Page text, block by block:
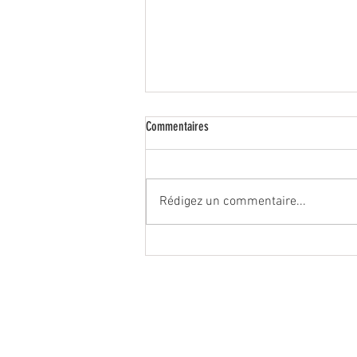
Commentaires
Rédigez un commentaire...